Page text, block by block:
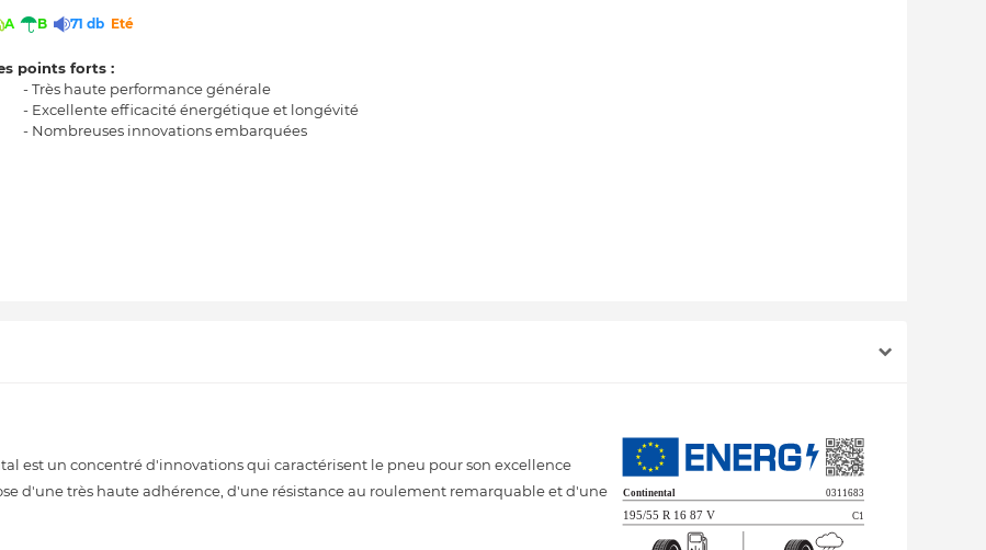
A B 71 db Eté
points forts :
- Très haute performance générale
- Excellente efficacité énergétique et longévité
- Nombreuses innovations embarquées
est un concentré d'innovations qui caractérisent le pneu pour son excellence
d'une très haute adhérence, d'une résistance au roulement remarquable et d'une